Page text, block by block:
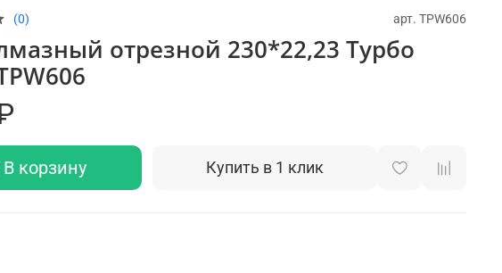
(0) арт. TPW606
отрезной 230*22,23 Турбо
В корзину Купить в 1 клик